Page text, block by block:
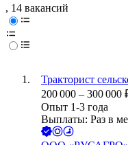
, 14 вакансий
Тракторист
200 000 – 300 000
Опыт 1-3 года
Выплаты: Раз в